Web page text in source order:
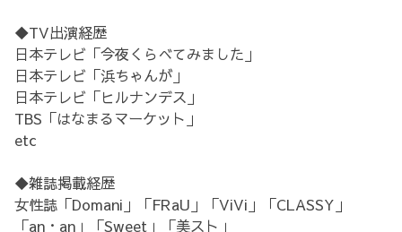
◆TV出演経歴
日本テレビ「今夜くらべてみました」
日本テレビ「浜ちゃんが」
日本テレビ「ヒルナンデス」
TBS「はなまるマーケット」
etc
◆雑誌掲載経歴
女性誌「Domani」「FRaU」「ViVi」「CLASSY」
「an・an」「Sweet」「美スト」